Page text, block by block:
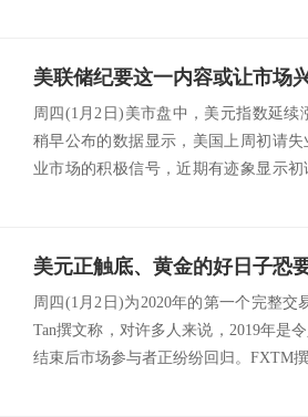
周四(1月2日)美市盘中，美元指数延续
稍早公布的数据显示，美国上周初请
业市场的积极信号，近期有迹象显示
周四(1月2日)为2020年的第一个完整交
Tan撰文称，对许多人来说，2019年是
结束后市场参与者正纷纷回归。FXTM